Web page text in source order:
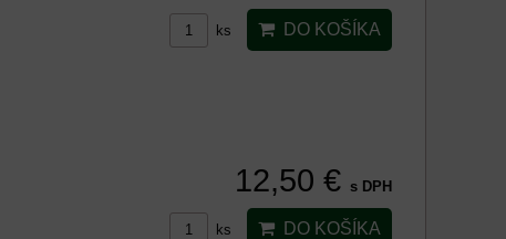
ks DO KOŠÍKA
12,50 € s DPH
ks DO KOŠÍKA